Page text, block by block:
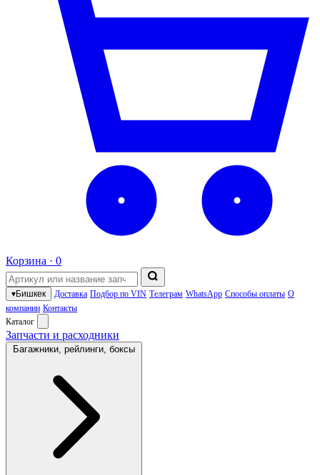
Корзина · 0
▾Бишкек Доставка Подбор по VIN Телеграм WhatsApp Способы оплаты О
компании Контакты
Каталог
Запчасти и расходники
Багажники, рейлинги, боксы